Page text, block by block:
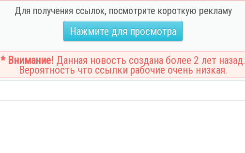
Для получения ссылок, посмотрите короткую рекламу
Нажмите для просмотра
* Внимание! Данная новость создана более 2 лет назад.
Вероятность что ссылки рабочие очень низкая.